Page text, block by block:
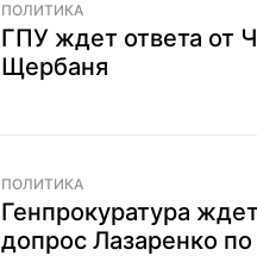
ПОЛИТИКА
ГПУ ждет ответа от
Щербаня
ПОЛИТИКА
Генпрокуратура
допрос Лазаренко